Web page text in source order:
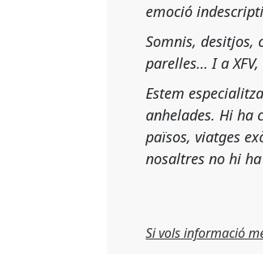
emoció
Somnis, desitjos,
parelles… I a
Estem
anhelades. Hi ha
països, viatges
nosaltres no hi
Si vols informació